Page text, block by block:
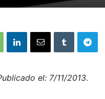
el: 7/11/2013.